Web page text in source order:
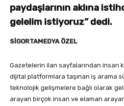
paydaşlarının aklına
gelelim istiyoruz” dedi.
SİGORTAMEDYA ÖZEL
Gazetelerin ilan sayfalarından insan
dijital platformlara taşınan iş arama
teknolojik gelişmelere bağlı olarak
arayan birçok insan ve elaman